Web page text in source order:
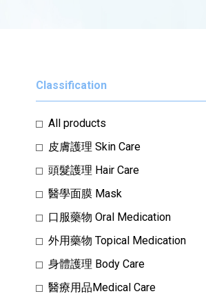
Classification
All products
皮膚護理 Skin Care
頭髮護理 Hair Care
醫學面膜 Mask
口服藥物 Oral Medication
外用藥物 Topical Medication
身體護理 Body Care
醫療用品Medical Care